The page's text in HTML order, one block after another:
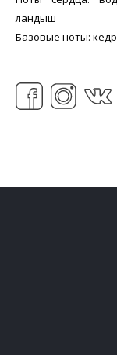
ландыш
Базовые ноты: